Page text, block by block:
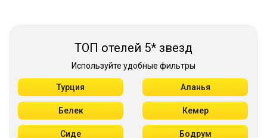
ТОП отелей 5* звезд
Используйте удобные фильтры
Турция Аланья
Белек Кемер
Сиде Бодрум